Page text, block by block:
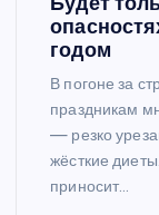
годом
В погоне за
праздникам
— резко
жёсткие
приносит…